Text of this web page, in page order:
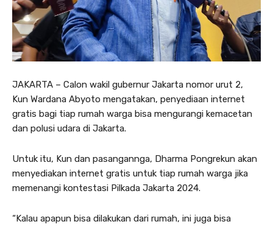
JAKARTA – Calon wakil gubernur Jakarta nomor urut 2,
Kun Wardana Abyoto mengatakan, penyediaan internet
gratis bagi tiap rumah warga bisa mengurangi kemacetan
dan polusi udara di Jakarta.
Untuk itu, Kun dan pasangannga, Dharma Pongrekun akan
menyediakan internet gratis untuk tiap rumah warga jika
memenangi kontestasi Pilkada Jakarta 2024.
“Kalau apapun bisa dilakukan dari rumah, ini juga bisa